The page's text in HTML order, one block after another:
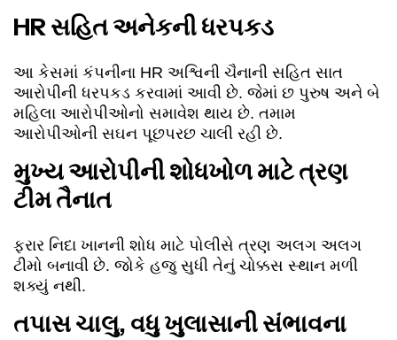
HR સહિત અનેકની ધરપકડ
આ કેસમાં કંપનીના HR અશ્વિની ચૈનાની સહિત સાત
આરોપીની ધરપકડ કરવામાં આવી છે. જેમાં છ પુરુષ અને બે
મહિલા આરોપીઓનો સમાવેશ થાય છે. તમામ
આરોપીઓની સઘન પૂછપરછ ચાલી રહી છે.
મુખ્ય આરોપીની શોધખોળ માટે ત્રણ
ટીમ તૈનાત
ફરાર નિદા ખાનની શોધ માટે પોલીસે ત્રણ અલગ અલગ
ટીમો બનાવી છે. જોકે હજુ સુધી તેનું ચોક્કસ સ્થાન મળી
શક્યું નથી.
તપાસ ચાલુ, વધુ ખુલાસાની સંભાવના